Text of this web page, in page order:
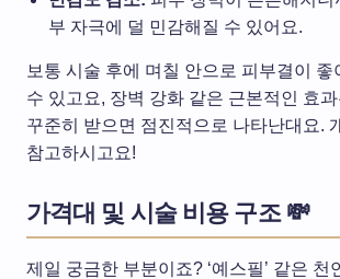
부 자극에 덜 민감해질 수 있어요.
보통 시술 후에 며칠 안으로 피부결이 좋
수 있고요, 장벽 강화 같은 근본적인 효
꾸준히 받으면 점진적으로 나타난대요.
참고하시고요!
가격대 및 시술 비용 구조 💸
제일 궁금한 부분이죠? ‘예스필’ 같은 천